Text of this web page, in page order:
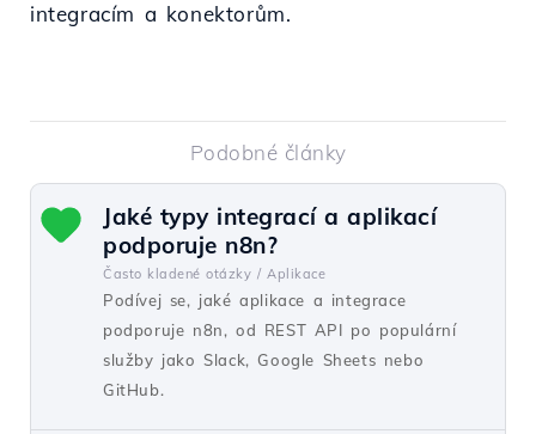
integracím a konektorům.
Podobné články
Jaké typy integrací a aplikací
podporuje n8n?
Často kladené otázky / Aplikace
Podívej se, jaké aplikace a integrace
podporuje n8n, od REST API po populární
služby jako Slack, Google Sheets nebo
GitHub.